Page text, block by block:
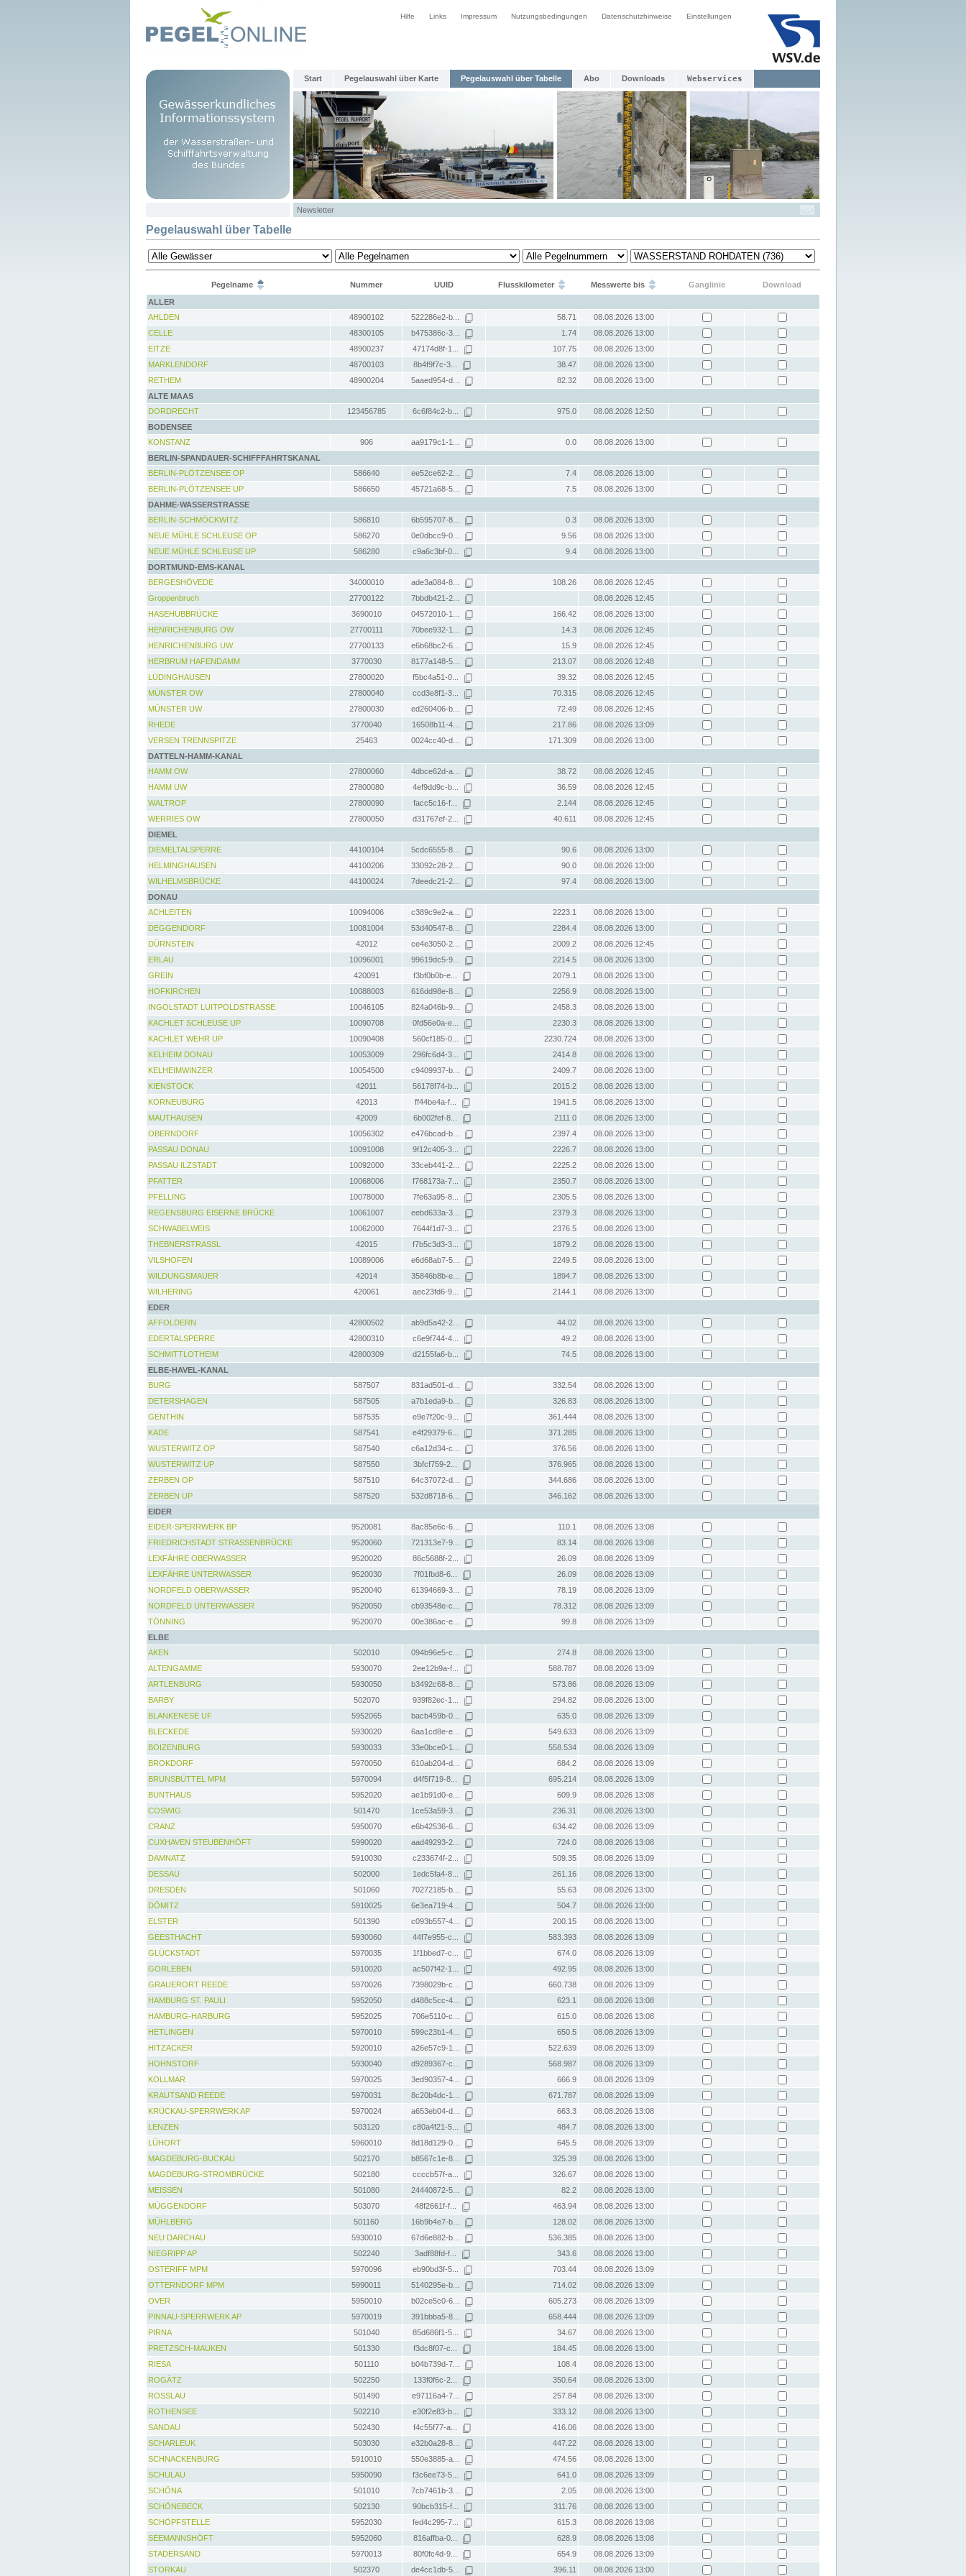
Hilfe Links Impressum Nutzungsbedingungen Datenschutzhinweise Einstellungen
Start Pegelauswahl über Karte Pegelauswahl über Tabelle Abo Downloads Webservices
Newsletter
Pegelauswahl über Tabelle
Pegelname Nummer UUID Flusskilometer Messwerte bis Ganglinie
Download
ALLER
AHLDEN
48900102 522286e2-b... 58.71
08.08.2026 13:00
CELLE
48300105 b475386c-3... 1.74
08.08.2026 13:00
EITZE
48900237 47174d8f-1... 107.75
08.08.2026 13:00
MARKLENDORF
48700103 8b4f9f7c-3... 38.47
08.08.2026 13:00
RETHEM
48900204 5aaed954-d... 82.32
08.08.2026 13:00
ALTE MAAS
DORDRECHT
123456785 6c6f84c2-b... 975.0
08.08.2026 12:50
BODENSEE
KONSTANZ
906 aa9179c1-1... 0.0
08.08.2026 13:00
BERLIN-SPANDAUER-SCHIFFFAHRTSKANAL
BERLIN-PLÖTZENSEE OP
586640 ee52ce62-2... 7.4
08.08.2026 13:00
BERLIN-PLÖTZENSEE UP
586650 45721a68-5... 7.5
08.08.2026 13:00
DAHME-WASSERSTRASSE
BERLIN-SCHMÖCKWITZ
586810 6b595707-8... 0.3
08.08.2026 13:00
NEUE MÜHLE SCHLEUSE OP
586270 0e0dbcc9-0... 9.56
08.08.2026 13:00
NEUE MÜHLE SCHLEUSE UP
586280 c9a6c3bf-0... 9.4
08.08.2026 13:00
DORTMUND-EMS-KANAL
BERGESHÖVEDE
34000010 ade3a084-8... 108.26
08.08.2026 12:45
Groppenbruch
27700122 7bbdb421-2...
08.08.2026 12:45
HASEHUBBRÜCKE
3690010 04572010-1... 166.42
08.08.2026 13:00
HENRICHENBURG OW
27700111 70bee932-1... 14.3
08.08.2026 12:45
HENRICHENBURG UW
27700133 e6b68bc2-6... 15.9
08.08.2026 12:45
HERBRUM HAFENDAMM
3770030 8177a148-5... 213.07
08.08.2026 12:48
LÜDINGHAUSEN
27800020 f5bc4a51-0... 39.32
08.08.2026 12:45
MÜNSTER OW
27800040 ccd3e8f1-3... 70.315
08.08.2026 12:45
MÜNSTER UW
27800030 ed260406-b... 72.49
08.08.2026 12:45
RHEDE
3770040 16508b11-4... 217.86
08.08.2026 13:09
VERSEN TRENNSPITZE
25463 0024cc40-d... 171.309
08.08.2026 13:00
DATTELN-HAMM-KANAL
HAMM OW
27800060 4dbce62d-a... 38.72
08.08.2026 12:45
HAMM UW
27800080 4ef9dd9c-b... 36.59
08.08.2026 12:45
WALTROP
27800090 facc5c16-f... 2.144
08.08.2026 12:45
WERRIES OW
27800050 d31767ef-2... 40.611
08.08.2026 12:45
DIEMEL
DIEMELTALSPERRE
44100104 5cdc6555-8... 90.6
08.08.2026 13:00
HELMINGHAUSEN
44100206 33092c28-2... 90.0
08.08.2026 13:00
WILHELMSBRÜCKE
44100024 7deedc21-2... 97.4
08.08.2026 13:00
DONAU
ACHLEITEN
10094006 c389c9e2-a... 2223.1
08.08.2026 13:00
DEGGENDORF
10081004 53d40547-8... 2284.4
08.08.2026 13:00
DÜRNSTEIN
42012 ce4e3050-2... 2009.2
08.08.2026 12:45
ERLAU
10096001 99619dc5-9... 2214.5
08.08.2026 13:00
GREIN
420091 f3bf0b0b-e... 2079.1
08.08.2026 13:00
HOFKIRCHEN
10088003 616dd98e-8... 2256.9
08.08.2026 13:00
INGOLSTADT LUITPOLDSTRASSE
10046105 824a046b-9... 2458.3
08.08.2026 13:00
KACHLET SCHLEUSE UP
10090708 0fd56e0a-e... 2230.3
08.08.2026 13:00
KACHLET WEHR UP
10090408 560cf185-0... 2230.724
08.08.2026 13:00
KELHEIM DONAU
10053009 296fc6d4-3... 2414.8
08.08.2026 13:00
KELHEIMWINZER
10054500 c9409937-b... 2409.7
08.08.2026 13:00
KIENSTOCK
42011 56178f74-b... 2015.2
08.08.2026 13:00
KORNEUBURG
42013 ff44be4a-f... 1941.5
08.08.2026 13:00
MAUTHAUSEN
42009 6b002fef-8... 2111.0
08.08.2026 13:00
OBERNDORF
10056302 e476bcad-b... 2397.4
08.08.2026 13:00
PASSAU DONAU
10091008 9f12c405-3... 2226.7
08.08.2026 13:00
PASSAU ILZSTADT
10092000 33ceb441-2... 2225.2
08.08.2026 13:00
PFATTER
10068006 f768173a-7... 2350.7
08.08.2026 13:00
PFELLING
10078000 7fe63a95-8... 2305.5
08.08.2026 13:00
REGENSBURG EISERNE BRÜCKE
10061007 eebd633a-3... 2379.3
08.08.2026 13:00
SCHWABELWEIS
10062000 7644f1d7-3... 2376.5
08.08.2026 13:00
THEBNERSTRASSL
42015 f7b5c3d3-3... 1879.2
08.08.2026 13:00
VILSHOFEN
10089006 e6d68ab7-5... 2249.5
08.08.2026 13:00
WILDUNGSMAUER
42014 35846b8b-e... 1894.7
08.08.2026 13:00
WILHERING
420061 aec23fd6-9... 2144.1
08.08.2026 13:00
EDER
AFFOLDERN
42800502 ab9d5a42-2... 44.02
08.08.2026 13:00
EDERTALSPERRE
42800310 c6e9f744-4... 49.2
08.08.2026 13:00
SCHMITTLOTHEIM
42800309 d2155fa6-b... 74.5
08.08.2026 13:00
ELBE-HAVEL-KANAL
BURG
587507 831ad501-d... 332.54
08.08.2026 13:00
DETERSHAGEN
587505 a7b1eda9-b... 326.83
08.08.2026 13:00
GENTHIN
587535 e9e7f20c-9... 361.444
08.08.2026 13:00
KADE
587541 e4f29379-6... 371.285
08.08.2026 13:00
WUSTERWITZ OP
587540 c6a12d34-c... 376.56
08.08.2026 13:00
WUSTERWITZ UP
587550 3bfcf759-2... 376.965
08.08.2026 13:00
ZERBEN OP
587510 64c37072-d... 344.686
08.08.2026 13:00
ZERBEN UP
587520 532d8718-6... 346.162
08.08.2026 13:00
EIDER
EIDER-SPERRWERK BP
9520081 8ac85e6c-6... 110.1
08.08.2026 13:08
FRIEDRICHSTADT STRASSENBRÜCKE
9520060 721313e7-9... 83.14
08.08.2026 13:08
LEXFÄHRE OBERWASSER
9520020 86c5688f-2... 26.09
08.08.2026 13:09
LEXFÄHRE UNTERWASSER
9520030 7f01fbd8-6... 26.09
08.08.2026 13:09
NORDFELD OBERWASSER
9520040 61394669-3... 78.19
08.08.2026 13:09
NORDFELD UNTERWASSER
9520050 cb93548e-c... 78.312
08.08.2026 13:09
TÖNNING
9520070 00e386ac-e... 99.8
08.08.2026 13:09
ELBE
AKEN
502010 094b96e5-c... 274.8
08.08.2026 13:00
ALTENGAMME
5930070 2ee12b9a-f... 588.787
08.08.2026 13:09
ARTLENBURG
5930050 b3492c68-8... 573.86
08.08.2026 13:09
BARBY
502070 939f82ec-1... 294.82
08.08.2026 13:00
BLANKENESE UF
5952065 bacb459b-0... 635.0
08.08.2026 13:09
BLECKEDE
5930020 6aa1cd8e-e... 549.633
08.08.2026 13:09
BOIZENBURG
5930033 33e0bce0-1... 558.534
08.08.2026 13:09
BROKDORF
5970050 610ab204-d... 684.2
08.08.2026 13:09
BRUNSBÜTTEL MPM
5970094 d4f5f719-8... 695.214
08.08.2026 13:09
BUNTHAUS
5952020 ae1b91d0-e... 609.9
08.08.2026 13:08
COSWIG
501470 1ce53a59-3... 236.31
08.08.2026 13:00
CRANZ
5950070 e6b42536-6... 634.42
08.08.2026 13:09
CUXHAVEN STEUBENHÖFT
5990020 aad49293-2... 724.0
08.08.2026 13:08
DAMNATZ
5910030 c233674f-2... 509.35
08.08.2026 13:09
DESSAU
502000 1edc5fa4-8... 261.16
08.08.2026 13:00
DRESDEN
501060 70272185-b... 55.63
08.08.2026 13:00
DÖMITZ
5910025 6e3ea719-4... 504.7
08.08.2026 13:00
ELSTER
501390 c093b557-4... 200.15
08.08.2026 13:00
GEESTHACHT
5930060 44f7e955-c... 583.393
08.08.2026 13:09
GLÜCKSTADT
5970035 1f1bbed7-c... 674.0
08.08.2026 13:09
GORLEBEN
5910020 ac507f42-1... 492.95
08.08.2026 13:00
GRAUERORT REEDE
5970026 7398029b-c... 660.738
08.08.2026 13:09
HAMBURG ST. PAULI
5952050 d488c5cc-4... 623.1
08.08.2026 13:08
HAMBURG-HARBURG
5952025 706e5110-c... 615.0
08.08.2026 13:08
HETLINGEN
5970010 599c23b1-4... 650.5
08.08.2026 13:09
HITZACKER
5920010 a26e57c9-1... 522.639
08.08.2026 13:09
HOHNSTORF
5930040 d9289367-c... 568.987
08.08.2026 13:09
KOLLMAR
5970025 3ed90357-4... 666.9
08.08.2026 13:09
KRAUTSAND REEDE
5970031 8c20b4dc-1... 671.787
08.08.2026 13:09
KRÜCKAU-SPERRWERK AP
5970024 a653eb04-d... 663.3
08.08.2026 13:08
LENZEN
503120 c80a4f21-5... 484.7
08.08.2026 13:00
LÜHORT
5960010 8d18d129-0... 645.5
08.08.2026 13:09
MAGDEBURG-BUCKAU
502170 b8567c1e-8... 325.39
08.08.2026 13:00
MAGDEBURG-STROMBRÜCKE
502180 ccccb57f-a... 326.67
08.08.2026 13:00
MEISSEN
501080 24440872-5... 82.2
08.08.2026 13:00
MÜGGENDORF
503070 48f2661f-f... 463.94
08.08.2026 13:00
MÜHLBERG
501160 16b9b4e7-b... 128.02
08.08.2026 13:00
NEU DARCHAU
5930010 67d6e882-b... 536.385
08.08.2026 13:00
NIEGRIPP AP
502240 3adf88fd-f... 343.6
08.08.2026 13:00
OSTERIFF MPM
5970096 eb90bd3f-5... 703.44
08.08.2026 13:09
OTTERNDORF MPM
5990011 5140295e-b... 714.02
08.08.2026 13:09
OVER
5950010 b02ce5c0-6... 605.273
08.08.2026 13:09
PINNAU-SPERRWERK AP
5970019 391bbba5-8... 658.444
08.08.2026 13:09
PIRNA
501040 85d686f1-5... 34.67
08.08.2026 13:00
PRETZSCH-MAUKEN
501330 f3dc8f07-c... 184.45
08.08.2026 13:00
RIESA
501110 b04b739d-7... 108.4
08.08.2026 13:00
ROGÄTZ
502250 133f0f6c-2... 350.64
08.08.2026 13:00
ROSSLAU
501490 e97116a4-7... 257.84
08.08.2026 13:00
ROTHENSEE
502210 e30f2e83-b... 333.12
08.08.2026 13:00
SANDAU
502430 f4c55f77-a... 416.06
08.08.2026 13:00
SCHARLEUK
503030 e32b0a28-8... 447.22
08.08.2026 13:00
SCHNACKENBURG
5910010 550e3885-a... 474.56
08.08.2026 13:00
SCHULAU
5950090 f3c6ee73-5... 641.0
08.08.2026 13:09
SCHÖNA
501010 7cb7461b-3... 2.05
08.08.2026 13:00
SCHÖNEBECK
502130 90bcb315-f... 311.76
08.08.2026 13:00
SCHÖPFSTELLE
5952030 fed4c295-7... 615.3
08.08.2026 13:08
SEEMANNSHÖFT
5952060 816affba-0... 628.9
08.08.2026 13:08
STADERSAND
5970013 80f0fc4d-9... 654.9
08.08.2026 13:09
STORKAU
502370 de4cc1db-5... 396.11 08.08.2026 13:00